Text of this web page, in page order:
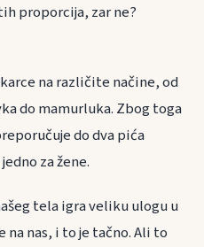
proporcija, zar ne?
na različite načine, od
do mamurluka. Zbog toga
do dva pića
za žene.
tela igra veliku ulogu u
nas, i to je tačno. Ali to